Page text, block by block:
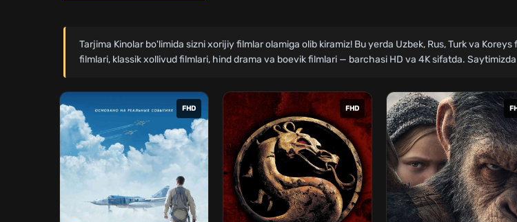
Tarjima Kinolar bo'limida sizni xorijiy filmlar olamiga olib kiramiz! Bu yerda Uzbek, Rus, Turk va
filmlari, klassik xollivud filmlari, hind drama va boevik filmlari — barchasi HD va 4K sifatda.
FHD FHD